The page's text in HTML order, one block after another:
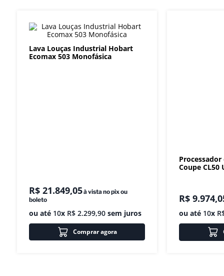
Lava Louças Industrial Hobart
Ecomax 503 Monofásica
R$ 21.849,05à vista no pix ou
boleto
ou até 10x R$ 2.299,90 sem juros
Comprar agora
Coupe CL50
R$ 9.974,
ou até 10x